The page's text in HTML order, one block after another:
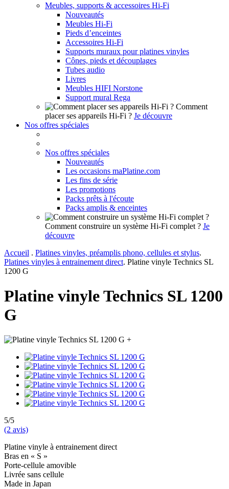
Meubles, supports & accessoires Hi-Fi
Nouveautés
Meubles Hi-Fi
Pieds d’enceintes
Accessoires Hi-Fi
Supports muraux pour platines vinyles
Cônes, pieds et découplages
Tubes audio
Livres
Meubles HIFI Norstone
Support mural Rega
Comment
placer ses appareils Hi-Fi ? Je découvre
Nos offres spéciales
Nos offres spéciales
Nouveautés
Les occasions maPlatine.com
Les fins de série
Les promotions
Packs prêts à l'écoute
Packs amplis & enceintes
Comment construire un système Hi-Fi complet ? Je
découvre
Accueil . Platines vinyles, préamplis phono, cellules et stylus.
Platines vinyles à entrainement direct. Platine vinyle Technics SL
1200 G
Platine vinyle Technics SL 1200
G
+
5/5
(2 avis)
Platine vinyle à entrainement direct
Bras en « S »
Porte-cellule amovible
Livrée sans cellule
Made in Japan